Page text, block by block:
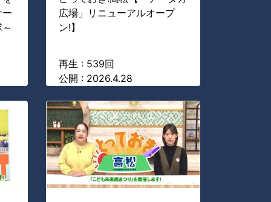
広場」リニューアルオープ
ン!】
再生 : 539回
公開 : 2026.4.28